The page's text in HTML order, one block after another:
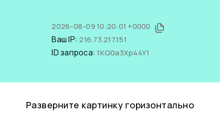
2026-08-09 10:20:01 +0000
Ваш IP:216.73.217.151
ID запроса:1KQ0a3Xp44Y1
Разверните картинку горизонтально